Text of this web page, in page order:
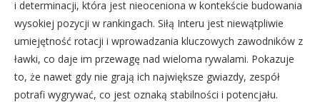
i determinacji, która jest nieoceniona w kontekście budowania
wysokiej pozycji w rankingach. Siłą Interu jest niewątpliwie
umiejętność rotacji i wprowadzania kluczowych zawodników z
ławki, co daje im przewagę nad wieloma rywalami. Pokazuje
to, że nawet gdy nie grają ich największe gwiazdy, zespół
potrafi wygrywać, co jest oznaką stabilności i potencjału.